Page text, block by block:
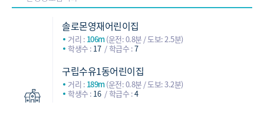
솔로몬영재어린이집
거리 : 106m(운전: 0.8분 / 도보: 2.5분)
학생수 : 17 학급수 :7
구립수유1동어린이집
거리 : 189m(운전: 0.8분 / 도보: 3.2분)
학생수 : 16 학급수 :4